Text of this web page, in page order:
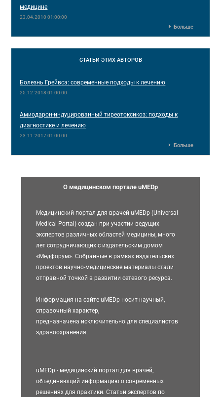
медицине
23.04.2010 01:00:00
Больше
СТАТЬИ ЭТИХ АВТОРОВ
Болезнь Грейвса: современные подходы к лечению
25.12.2018 01:00:00
Амиодарон-индуцированный тиреотоксикоз: подходы к
диагностике и лечению
23.11.2017 01:00:00
Больше
О медицинском портале uMEDp
Медицинский портал для врачей uMEDp (Universal
Medical Portal) создан при участии ведущих
экспертов различных областей медицины, много
лет сотрудничающих с издательским домом
«Медфорум». Собранные в рамках издательских
проектов научно-медицинские материалы стали
отправной точкой в развитии сетевого ресурса.
Информация на сайте uMEDp носит научный,
справочный характер,
предназначена исключительно для специалистов
здравоохранения.
uMEDp - медицинский портал для врачей,
объединяющий информацию о современных
решениях для практики. Статьи экспертов по